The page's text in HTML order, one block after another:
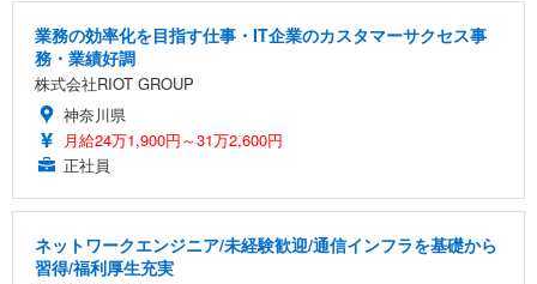
業務の効率化を目指す仕事・IT企業のカスタマーサクセス事
務・業績好調
株式会社RIOT GROUP
神奈川県
月給24万1,900円～31万2,600円
正社員
ネットワークエンジニア/未経験歓迎/通信インフラを基礎から
習得/福利厚生充実